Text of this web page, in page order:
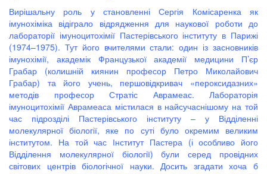
Вирішальну роль у становленні Сергія Комісаренка як
імунохіміка відіграло відрядження для наукової роботи до
лабораторії імуноцитохімії Пастерівського інституту в Парижі
(1974–1975). Тут його вчителями стали: один із засновників
імунохімії, академік Французької академії медицини П’єр
Грабар (колишній киянин професор Петро Миколайович
Грабар) та його учень, першовідкривач «пероксидазних»
методів професор Стратіс Аврамеас. Лабораторія
імуноцитохімії Аврамеаса містилася в найсучаснішому на той
час підрозділі Пастерівського інституту – у Відділенні
молекулярної біології, яке по суті було окремим великим
інститутом. На той час Інститут Пастера (і особливо його
Відділення молекулярної біології) були серед провідних
світових центрів біологічної науки. Досить згадати хоча б